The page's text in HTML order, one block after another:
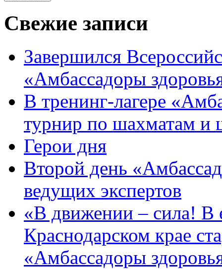
Свежие записи
Завершился
«Амбассадоры
В тренинг-лагере
турнир по шахматам и
Герои дня
Второй день
ведущих экспертов
«В движении – сила! В
Краснодарском крае
«Амбассадоры